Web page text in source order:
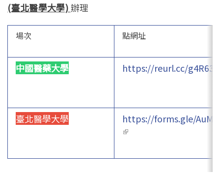
(臺北醫學大學)辦理
場次 點網址
中國醫藥大學 https://reurl.cc/g4R634
臺北醫學大學
https://forms.gle/
(link is external)